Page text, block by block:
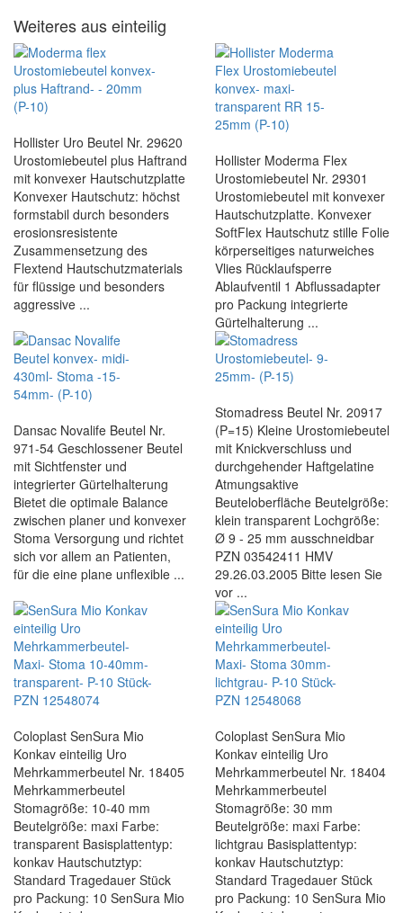
Weiteres aus einteilig
Hollister Uro Beutel Nr. 29620
Urostomiebeutel plus Haftrand
mit konvexer Hautschutzplatte
Konvexer Hautschutz: höchst
formstabil durch besonders
erosionsresistente
Zusammensetzung des
Flextend Hautschutzmaterials
für flüssige und besonders
aggressive ...
Hollister Moderma Flex
Urostomiebeutel Nr. 29301
Urostomiebeutel mit konvexer
Hautschutzplatte. Konvexer
SoftFlex Hautschutz stille Folie
körperseitiges naturweiches
Vlies Rücklaufsperre
Ablaufventil 1 Abflussadapter
pro Packung integrierte
Gürtelhalterung ...
Dansac Novalife Beutel Nr.
971-54 Geschlossener Beutel
mit Sichtfenster und
integrierter Gürtelhalterung
Bietet die optimale Balance
zwischen planer und konvexer
Stoma Versorgung und richtet
sich vor allem an Patienten,
für die eine plane unflexible ...
Stomadress Beutel Nr. 20917
(P=15) Kleine Urostomiebeutel
mit Knickverschluss und
durchgehender Haftgelatine
Atmungsaktive
Beuteloberfläche Beutelgröße:
klein transparent Lochgröße:
Ø 9 - 25 mm ausschneidbar
PZN 03542411 HMV
29.26.03.2005 Bitte lesen Sie
vor ...
Coloplast SenSura Mio
Konkav einteilig Uro
Mehrkammerbeutel Nr. 18405
Mehrkammerbeutel
Stomagröße: 10-40 mm
Beutelgröße: maxi Farbe:
transparent Basisplattentyp:
konkav Hautschutztyp:
Standard Tragedauer Stück
pro Packung: 10 SenSura Mio
Coloplast SenSura Mio
Konkav einteilig Uro
Mehrkammerbeutel Nr. 18404
Mehrkammerbeutel
Stomagröße: 30 mm
Beutelgröße: maxi Farbe:
lichtgrau Basisplattentyp:
konkav Hautschutztyp:
Standard Tragedauer Stück
pro Packung: 10 SenSura Mio